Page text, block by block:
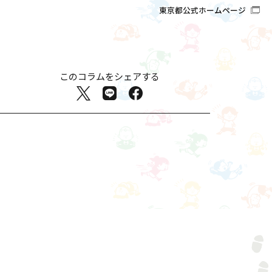
東京都公式ホームページ
このコラムをシェアする